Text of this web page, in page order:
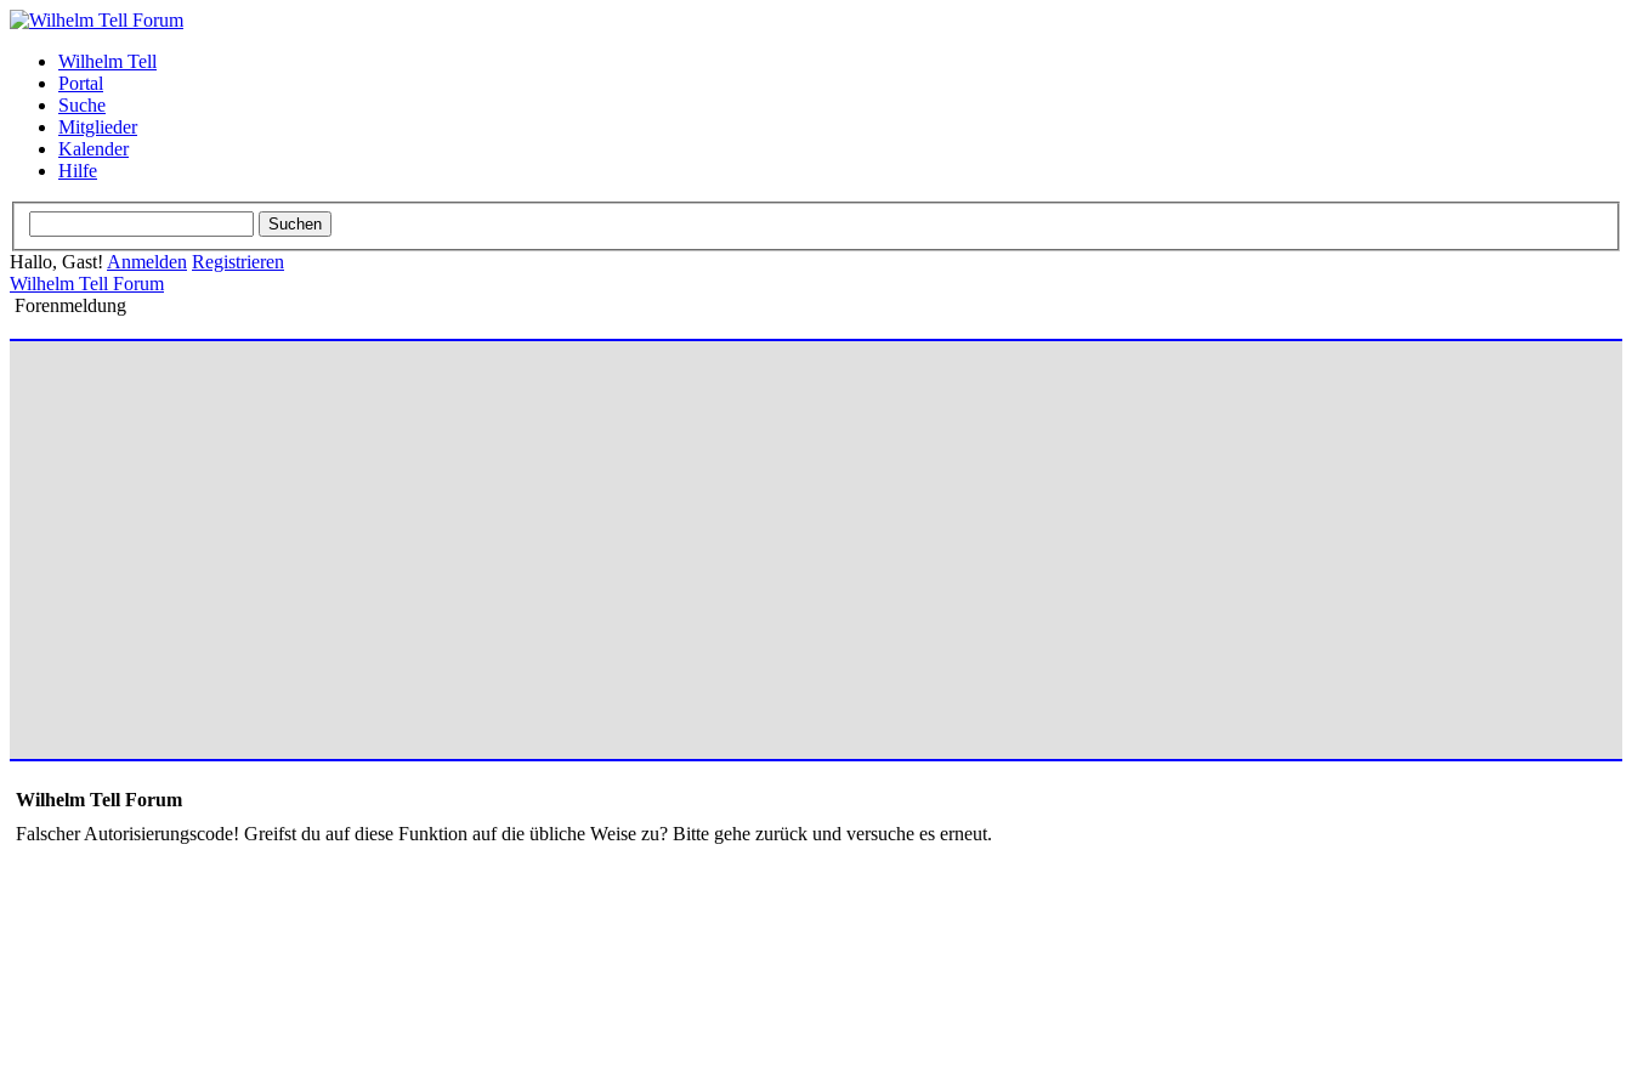
Wilhelm Tell
Portal
Suche
Mitglieder
Kalender
Hilfe
Hallo, Gast! Anmelden Registrieren
Wilhelm Tell Forum
Forenmeldung
Wilhelm Tell Forum
Falscher Autorisierungscode! Greifst du auf diese Funktion auf die übliche Weise zu? Bitte gehe zurück und versuche es erneut.